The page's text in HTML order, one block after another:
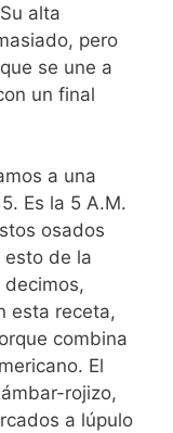
alta
pero
se une a
un final
a una
Es la 5 A.M.
osados
esto de la
decimos,
esta receta,
combina
El
rojizo,
a lúpulo